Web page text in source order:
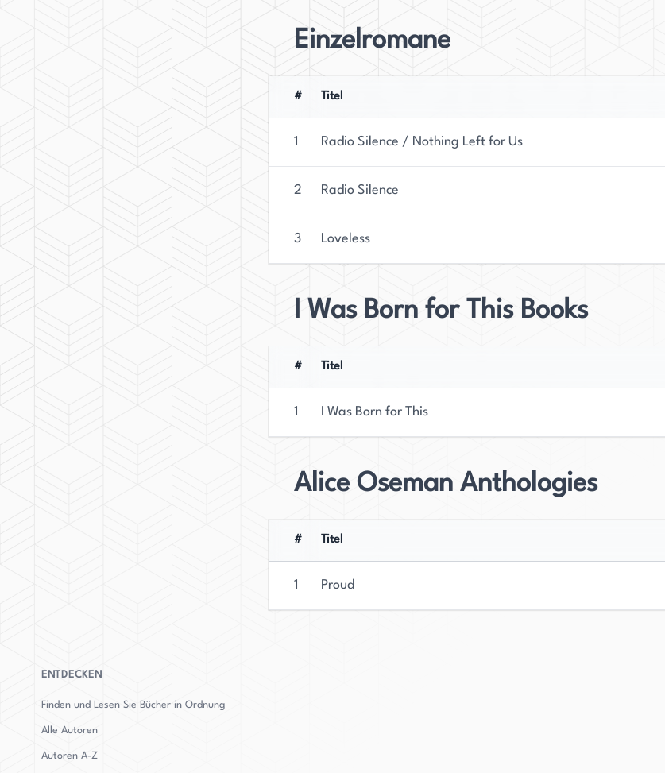
Einzelromane
# Titel
1 Radio Silence / Nothing Left for Us
2 Radio Silence
3 Loveless
I Was Born for This Books
# Titel
1 I Was Born for This
Alice Oseman Anthologies
# Titel
1 Proud
ENTDECKEN
Finden und Lesen Sie Bücher in Ordnung
Alle Autoren
Autoren A-Z